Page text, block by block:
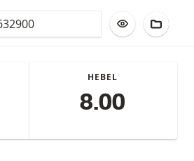
ZUR
HEBEL
8.00